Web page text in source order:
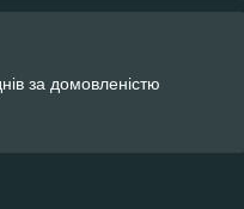
за домовленістю